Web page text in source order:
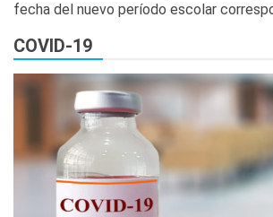
fecha del nuevo período escolar
COVID-19